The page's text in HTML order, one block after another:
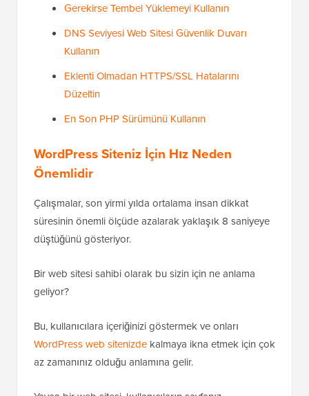
Gerekirse Tembel Yüklemeyi Kullanın
DNS Seviyesi Web Sitesi Güvenlik Duvarı
Kullanın
Eklenti Olmadan HTTPS/SSL Hatalarını
Düzeltin
En Son PHP Sürümünü Kullanın
WordPress Siteniz İçin Hız Neden
Önemlidir
Çalışmalar, son yirmi yılda ortalama insan dikkat
süresinin önemli ölçüde azalarak yaklaşık 8 saniyeye
düştüğünü gösteriyor.
Bir web sitesi sahibi olarak bu sizin için ne anlama
geliyor?
Bu, kullanıcılara içeriğinizi göstermek ve onları
WordPress web sitenizde kalmaya ikna etmek için çok
az zamanınız olduğu anlamına gelir.